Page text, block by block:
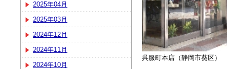
2025年04月
2025年03月
2024年12月
2024年11月
2024年10月
呉服町本店（静